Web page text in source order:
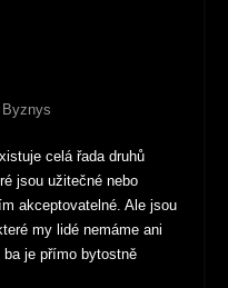
Byznys
celá řada druhů
jsou užitečné nebo
akceptovatelné. Ale jsou
my lidé nemáme ani
ba je přímo bytostně